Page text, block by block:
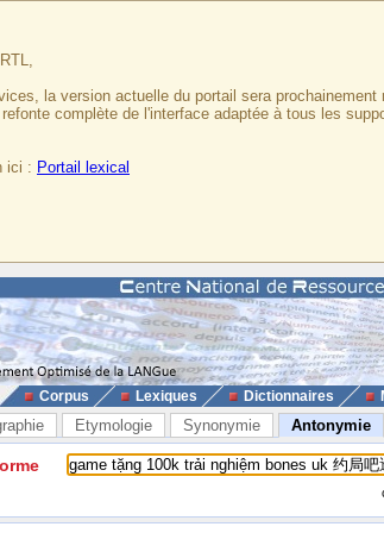
la version actuelle du portail sera prochainement
complète de l'interface adaptée à tous les
ici : Portail lexical
Corpus Lexiques Dictionnaires
Etymologie Synonymie Antonymie